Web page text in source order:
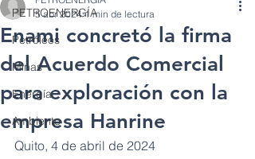
PETROENERGÍA
Petróleos
Minas
Energía
Ambiente
Enami concretó la firma
del Acuerdo Comercial
para exploración con la
empresa Hanrine
5 abr 2024 1 min de lectura
Quito, 4 de abril de 2024